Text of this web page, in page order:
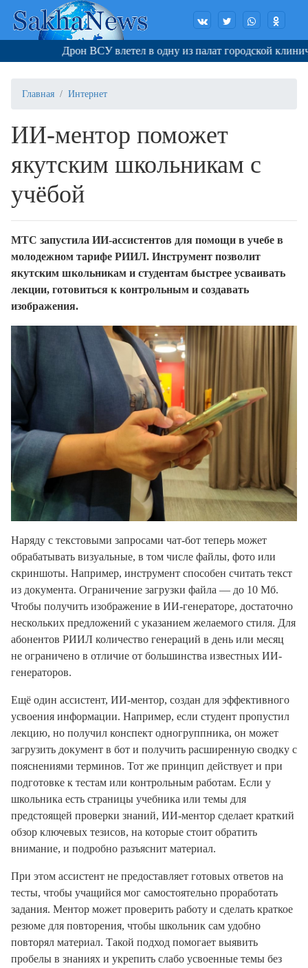
Дрон ВСУ влетел в одну из палат городской
Главная Интернет
ИИ-ментор поможет
якутским школьникам с
учёбой
МТС запустила ИИ-ассистентов для помощи в учебе в
молодежном тарифе РИИЛ. Инструмент позволит
якутским школьникам и студентам быстрее усваивать
лекции, готовиться к контрольным и создавать
изображения.
Наряду с текстовыми запросами чат-бот теперь может
обрабатывать визуальные, в том числе файлы, фото или
скриншоты. Например, инструмент способен считать текст
из документа. Ограничение загрузки файла — до 10 Мб.
Чтобы получить изображение в ИИ-генераторе, достаточно
нескольких предложений с указанием желаемого стиля. Для
абонентов РИИЛ количество генераций в день или месяц
не ограничено в отличие от большинства известных ИИ-
генераторов.
Ещё один ассистент, ИИ-ментор, создан для эффективного
усвоения информации. Например, если студент пропустил
лекцию, но получил конспект одногруппника, он может
загрузить документ в бот и получить расширенную сводку с
пояснениями терминов. Тот же принцип действует и при
подготовке к тестам или контрольным работам. Если у
школьника есть страницы учебника или темы для
предстоящей проверки знаний, ИИ-ментор сделает краткий
обзор ключевых тезисов, на которые стоит обратить
внимание, и подробно разъяснит материал.
При этом ассистент не предоставляет готовых ответов на
тесты, чтобы учащийся мог самостоятельно проработать
задания. Ментор может проверить работу и сделать краткое
резюме для повторения, чтобы школьник сам удобно
повторял материал. Такой подход помогает выявить
пробелы в знаниях и укрепить слабо усвоенные темы без